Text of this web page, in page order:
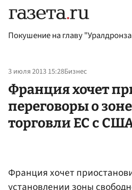
Покушение на главу
3 июля 2013 15:28Бизнес
Франция хочет
переговоры о
торговли ЕС с
Франция хочет
установлении зоны